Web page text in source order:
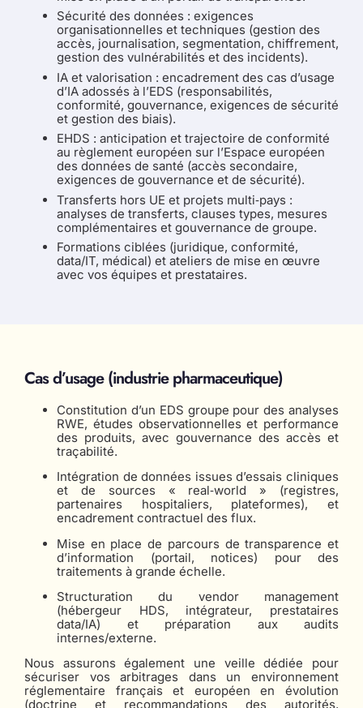
Sécurité des données : exigences
organisationnelles et techniques (gestion des
accès, journalisation, segmentation, chiffrement,
gestion des vulnérabilités et des incidents).
IA et valorisation : encadrement des cas d’usage
d’IA adossés à l’EDS (responsabilités,
conformité, gouvernance, exigences de sécurité
et gestion des biais).
EHDS : anticipation et trajectoire de conformité
au règlement européen sur l’Espace européen
des données de santé (accès secondaire,
exigences de gouvernance et de sécurité).
Transferts hors UE et projets multi‑pays :
analyses de transferts, clauses types, mesures
complémentaires et gouvernance de groupe.
Formations ciblées (juridique, conformité,
data/IT, médical) et ateliers de mise en œuvre
avec vos équipes et prestataires.
Cas d’usage (industrie pharmaceutique)
Constitution d’un EDS groupe pour des analyses
RWE, études observationnelles et performance
des produits, avec gouvernance des accès et
traçabilité.
Intégration de données issues d’essais cliniques
et de sources « real‑world » (registres,
partenaires hospitaliers, plateformes), et
encadrement contractuel des flux.
Mise en place de parcours de transparence et
d’information (portail, notices) pour des
traitements à grande échelle.
Structuration du vendor management
(hébergeur HDS, intégrateur, prestataires
data/IA) et préparation aux audits
internes/externe.
Nous assurons également une veille dédiée pour
sécuriser vos arbitrages dans un environnement
réglementaire français et européen en évolution
(doctrine et recommandations des autorités,